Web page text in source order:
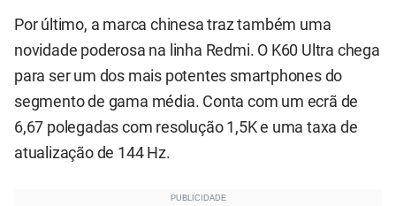
Por último, a marca chinesa traz também uma
novidade poderosa na linha Redmi. O K60 Ultra chega
para ser um dos mais potentes smartphones do
segmento de gama média. Conta com um ecrã de
6,67 polegadas com resolução 1,5K e uma taxa de
atualização de 144 Hz.